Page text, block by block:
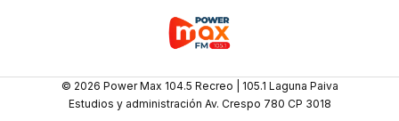
© 2026 Power Max 104.5 Recreo | 105.1 Laguna Paiva
Estudios y administración Av. Crespo 780 CP 3018